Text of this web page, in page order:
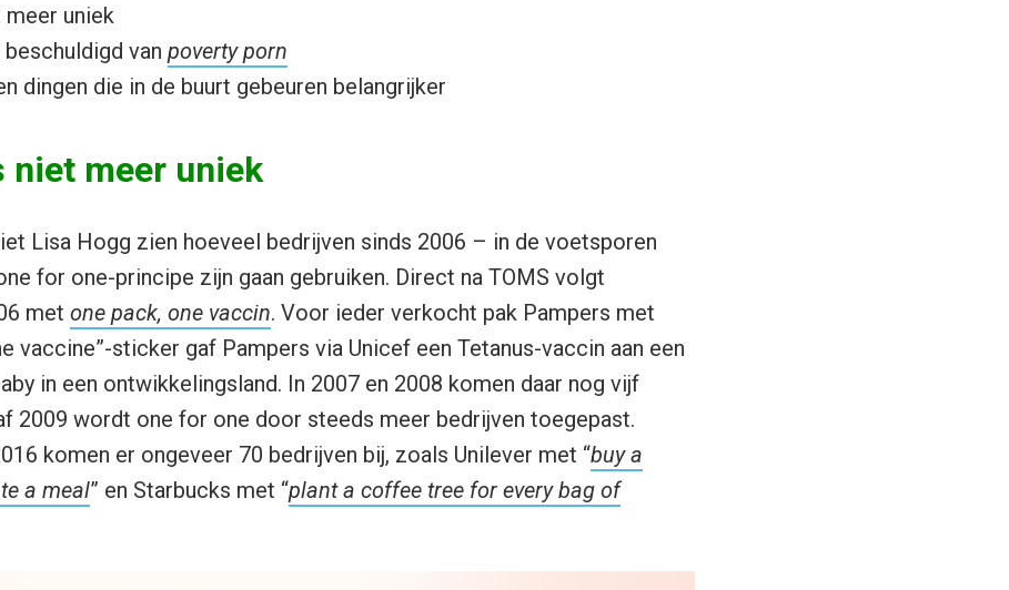
uniek
van poverty porn
dingen die in de buurt gebeuren belangrijker
niet meer uniek
Lisa Hogg zien hoeveel bedrijven sinds 2006 – in de voetsporen
for one-principe zijn gaan gebruiken. Direct na TOMS volgt
met one pack, one vaccin. Voor ieder verkocht pak Pampers met
vaccine”-sticker gaf Pampers via Unicef een Tetanus-vaccin aan een
in een ontwikkelingsland. In 2007 en 2008 komen daar nog vijf
2009 wordt one for one door steeds meer bedrijven toegepast.
komen er ongeveer 70 bedrijven bij, zoals Unilever met “buy a
a meal” en Starbucks met “plant a coffee tree for every bag of